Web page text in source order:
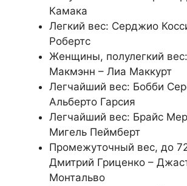
Камака
Легкий вес: Серджио
Робертс
Женщины, полулегкий
Макмэнн – Лиа Маккурт
Легчайший вес: Бобби
Альберто Гарсия
Легчайший вес: Брайс
Мигель Пеймберт
Промежуточный вес, до
Дмитрий Гриценко –
Монтальво